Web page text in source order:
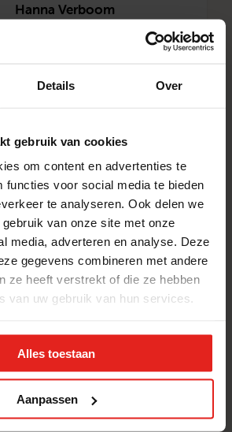
Details Over
gebruik van cookies
om content en advertenties te
functies voor social media te bieden
te analyseren. Ook delen we
van onze site met onze
media, adverteren en analyse. Deze
gegevens combineren met andere
ze heeft verstrekt of die ze hebben
van uw gebruik van hun services.
Alles toestaan
Aanpassen
Hanna Verboom
Actrice en presentatrice
valt wel vaak samen.
Eenzaamheid is echter niet
altijd zichtbaar. Heb aandacht
voor elkaar en blijf naar elkaar
omkijken.”
Antoine Walraven
Burgemeester Maasdriel
aandacht kunnen levens
veranderen. Stichting met je
Hart brengt mensen bij elkaar
voor wie ontmoeten niet zo